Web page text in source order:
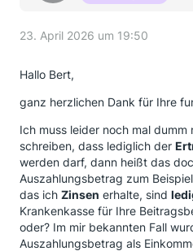
23. April 2026 um 19:50
Hallo Bert,
ganz herzlichen Dank für Ihre
Ich muss leider noch mal dumm
schreiben, dass lediglich der
werden darf, dann heißt das
Auszahlungsbetrag zum
das ich Zinsen erhalte, sind
Krankenkasse für Ihre
oder? Im mir bekannten Fall
Auszahlungsbetrag als